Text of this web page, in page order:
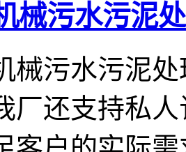
械污水污泥
械污水污泥
厂还支持私